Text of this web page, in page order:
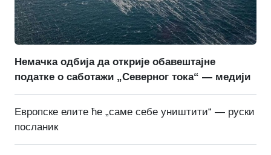
Немачка одбија да открије обавештајне
податке о саботажи „Северног тока“ — медији
Европске елите ће „саме себе уништити“ — руски
посланик